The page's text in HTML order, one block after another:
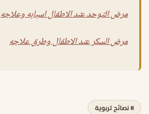
مرض التوحد عند الاطفال اسبابه وعلاجه
مرض السكر عند الاطفال وطرق علاجه
# نصائح تربوية